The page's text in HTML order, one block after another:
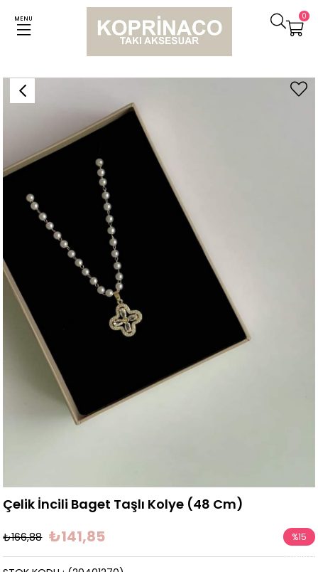
MENU 0
Kolyeler Çelik İncili Baget Taşlı Kolye (48 Cm)
Çelik İncili Baget Taşlı Kolye (48 Cm)
₺166,88 ₺141,85 %15
İndirim